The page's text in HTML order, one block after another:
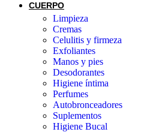
CUERPO
Limpieza
Cremas
Celulitis y firmeza
Exfoliantes
Manos y pies
Desodorantes
Higiene íntima
Perfumes
Autobronceadores
Suplementos
Higiene Bucal